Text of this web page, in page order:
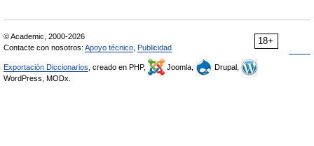
18+
© Academic, 2000-2026
Contacte con nosotros: Apoyo técnico Publicidad
Exportación Diccionarios , creado en PHP, Joomla,
Drupal,
WordPress, MODx.